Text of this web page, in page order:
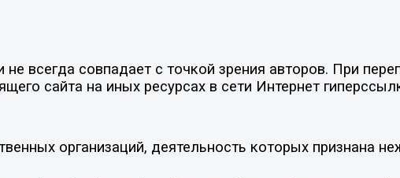
совпадает с точкой зрения авторов. При
сайта на иных ресурсах в сети Интернет
организаций, деятельность которых признана